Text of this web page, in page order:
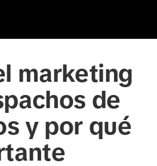
marketing
de
y por qué